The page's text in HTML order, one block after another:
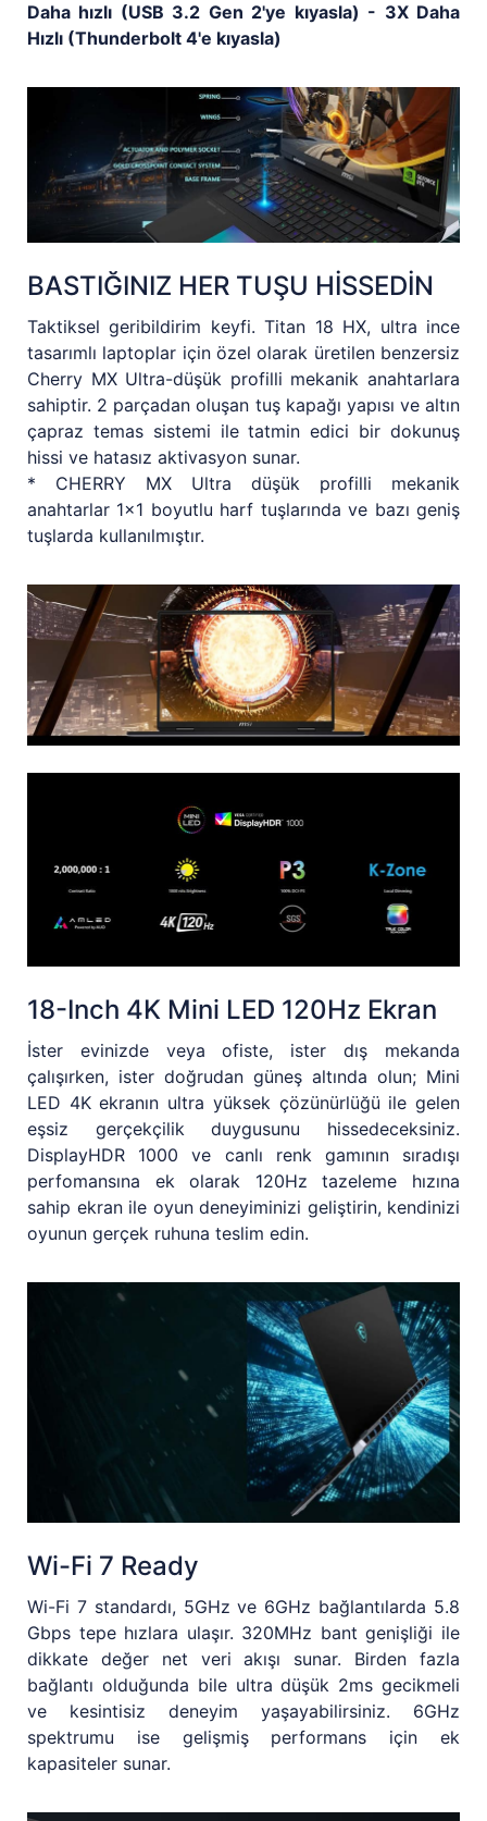
Daha hızlı (USB 3.2 Gen 2'ye kıyasla) - 3X Daha
Hızlı (Thunderbolt 4'e kıyasla)
BASTIĞINIZ HER TUŞU HİSSEDİN
Taktiksel geribildirim keyfi. Titan 18 HX, ultra ince
tasarımlı laptoplar için özel olarak üretilen benzersiz
Cherry MX Ultra-düşük profilli mekanik anahtarlara
sahiptir. 2 parçadan oluşan tuş kapağı yapısı ve altın
çapraz temas sistemi ile tatmin edici bir dokunuş
hissi ve hatasız aktivasyon sunar.
* CHERRY MX Ultra düşük profilli mekanik
anahtarlar 1x1 boyutlu harf tuşlarında ve bazı geniş
tuşlarda kullanılmıştır.
18-Inch 4K Mini LED 120Hz Ekran
İster evinizde veya ofiste, ister dış mekanda
çalışırken, ister doğrudan güneş altında olun; Mini
LED 4K ekranın ultra yüksek çözünürlüğü ile gelen
eşsiz gerçekçilik duygusunu hissedeceksiniz.
DisplayHDR 1000 ve canlı renk gamının sıradışı
perfomansına ek olarak 120Hz tazeleme hızına
sahip ekran ile oyun deneyiminizi geliştirin, kendinizi
oyunun gerçek ruhuna teslim edin.
Wi-Fi 7 Ready
Wi-Fi 7 standardı, 5GHz ve 6GHz bağlantılarda 5.8
Gbps tepe hızlara ulaşır. 320MHz bant genişliği ile
dikkate değer net veri akışı sunar. Birden fazla
bağlantı olduğunda bile ultra düşük 2ms gecikmeli
ve kesintisiz deneyim yaşayabilirsiniz. 6GHz
spektrumu ise gelişmiş performans için ek
kapasiteler sunar.